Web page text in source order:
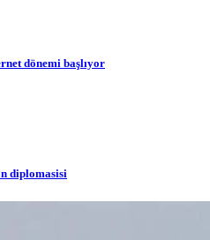
dönemi başlıyor
diplomasisi